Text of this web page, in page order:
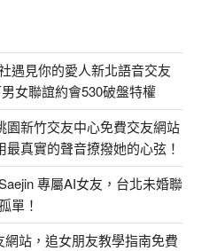
遇見你的愛人新北語音交友
女聯誼約會530破盤特權
園新竹交友中心免費交友網站
真實的聲音撩撥她的心弦！
專屬AI女友，台北未婚聯
單！
站，追女朋友教學指南免費